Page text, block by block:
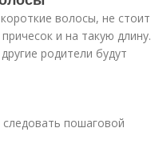
волосы, не стоит
и на такую длину.
родители будут
пошаговой